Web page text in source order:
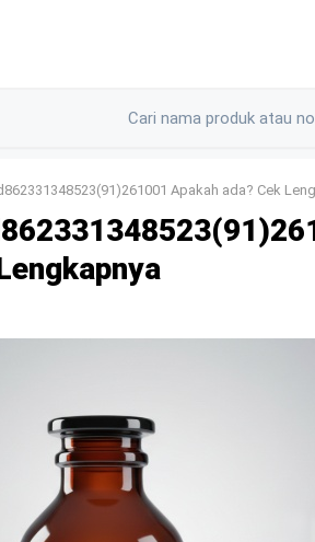
Apakah ada? Cek